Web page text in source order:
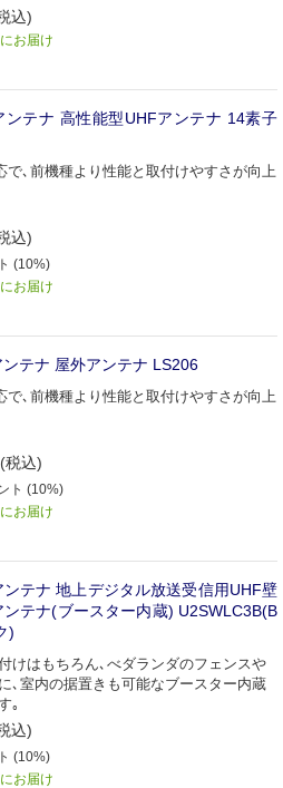
込)
お届け
ンテナ 高性能型UHFアンテナ 14素子
で､前機種より性能と取付けやすさが向上
込)
(10%)
お届け
テナ 屋外アンテナ LS206
で､前機種より性能と取付けやすさが向上
税込)
ト (10%)
お届け
ンテナ 地上デジタル放送受信用UHF壁
テナ(ブースター内蔵) U2SWLC3B(B
)
けはもちろん､べダランダのフェンスや
､室内の据置きも可能なブースター内蔵
｡
込)
(10%)
お届け